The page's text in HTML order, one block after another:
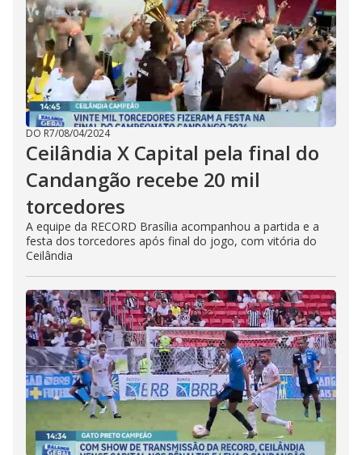
DO R7/08/04/2024
Ceilândia X Capital pela final do
Candangão recebe 20 mil
torcedores
A equipe da RECORD Brasília acompanhou a partida e a
festa dos torcedores após final do jogo, com vitória do
Ceilândia